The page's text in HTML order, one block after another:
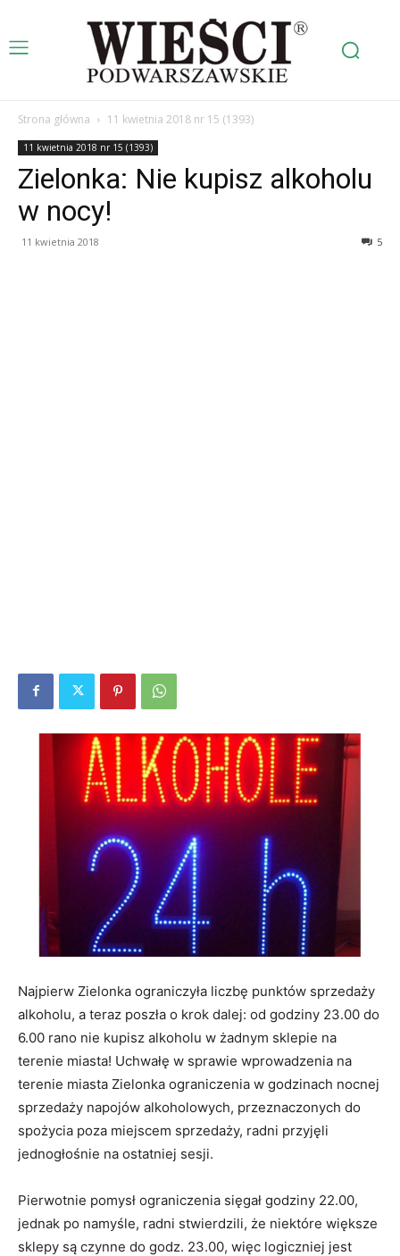
Strona główna 11 kwietnia 2018 nr 15 (1393)
11 kwietnia 2018 nr 15 (1393)
Zielonka: Nie kupisz alkoholu
w nocy!
11 kwietnia 2018 5
Najpierw Zielonka ograniczyła liczbę punktów sprzedaży
alkoholu, a teraz poszła o krok dalej: od godziny 23.00 do
6.00 rano nie kupisz alkoholu w żadnym sklepie na
terenie miasta! Uchwałę w sprawie wprowadzenia na
terenie miasta Zielonka ograniczenia w godzinach nocnej
sprzedaży napojów alkoholowych, przeznaczonych do
spożycia poza miejscem sprzedaży, radni przyjęli
jednogłośnie na ostatniej sesji.
Pierwotnie pomysł ograniczenia sięgał godziny 22.00,
jednak po namyśle, radni stwierdzili, że niektóre większe
sklepy są czynne do godz. 23.00, więc logiczniej jest